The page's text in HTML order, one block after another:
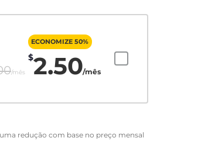
/mês
ECONOMIZE 50%
$2.50/mês
redução com base no preço mensal